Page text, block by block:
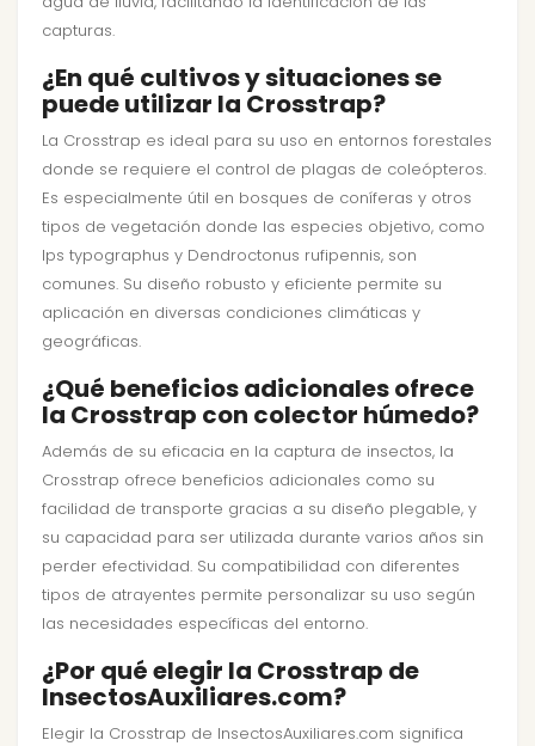
capturas.
¿En qué cultivos y situaciones se
puede utilizar la Crosstrap?
La Crosstrap es ideal para su uso en entornos forestales
donde se requiere el control de plagas de coleópteros.
Es especialmente útil en bosques de coníferas y otros
tipos de vegetación donde las especies objetivo, como
Ips typographus y Dendroctonus rufipennis, son
comunes. Su diseño robusto y eficiente permite su
aplicación en diversas condiciones climáticas y
geográficas.
¿Qué beneficios adicionales ofrece
la Crosstrap con colector húmedo?
Además de su eficacia en la captura de insectos, la
Crosstrap ofrece beneficios adicionales como su
facilidad de transporte gracias a su diseño plegable, y
su capacidad para ser utilizada durante varios años sin
perder efectividad. Su compatibilidad con diferentes
tipos de atrayentes permite personalizar su uso según
las necesidades específicas del entorno.
¿Por qué elegir la Crosstrap de
InsectosAuxiliares.com?
Elegir la Crosstrap de InsectosAuxiliares.com significa